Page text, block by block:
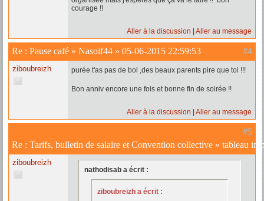
courage !!
Aller à la discussion Aller au message
#4
Re : Pause café » Nasoif44 » 05-06-2015 22:59:53
ziboubreizh purée t'as pas de bol ,des beaux parents pire que toi !!!
Bon anniv encore une fois et bonne fin de soirée !!
Aller à la discussion Aller au message
#5
Re : Tarifs, bulletin de salaire et Convention collective » tableau
ziboubreizh
nathodisab a écrit :
ziboubreizh a écrit :